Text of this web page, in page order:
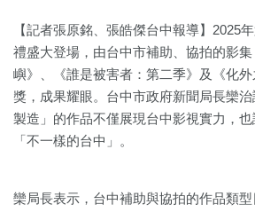
【記者張原銘、張皓傑台中報導】2025
禮盛大登場，由台中市補助、協拍的影
嶼》、《誰是被害者：第二季》及《化
獎，成果耀眼。台中市政府新聞局長欒
製造」的作品不僅展現台中影視實力，
「不一樣的台中」。
欒局長表示，台中補助與協拍的作品類